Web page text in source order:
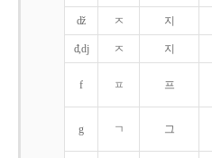
dž ㅈ 지
đ,dj ㅈ 지
f ㅍ 프
g ㄱ 그